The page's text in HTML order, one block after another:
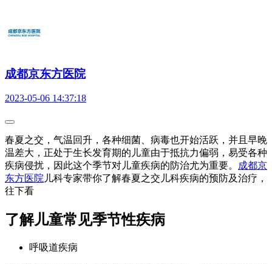
成都京东方医院
2023-05-06 14:37:18
春夏之交，气温回升，各种细菌、病毒也开始活跃，并且早晚
温差大，正处于生长发育期的儿童由于抵抗力偏弱，易受各种
疾病侵扰，因此这个季节对儿童疾病的防治尤为重要。
成都京
东方医院 儿科专家带你了解春夏之交儿科疾病的预防及治疗，
往下看
了解儿童常见季节性疾病
呼吸道疾病